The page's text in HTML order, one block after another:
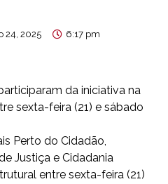
24, 2025
6:17 pm
da iniciativa na
sexta-feira (21) e sábado
Perto do Cidadão,
Justiça e Cidadania
entre sexta-feira (21)